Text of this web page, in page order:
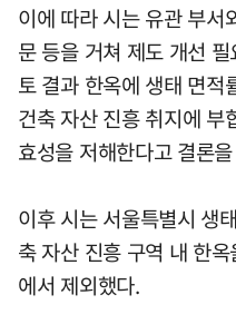
이에 따라 시는 유관 부서
문 등을 거쳐 제도 개선
토 결과 한옥에 생태 면적
건축 자산 진흥 취지에 부
효성을 저해한다고 결론
이후 시는 서울특별시 생
축 자산 진흥 구역 내 한
에서 제외했다.